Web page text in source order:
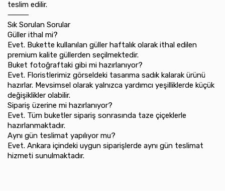
teslim edilir.
⸻
Sık Sorulan Sorular
Güller ithal mi?
Evet. Bukette kullanılan güller haftalık olarak ithal edilen
premium kalite güllerden seçilmektedir.
Buket fotoğraftaki gibi mi hazırlanıyor?
Evet. Floristlerimiz görseldeki tasarıma sadık kalarak ürünü
hazırlar. Mevsimsel olarak yalnızca yardımcı yeşilliklerde küçük
değişiklikler olabilir.
Sipariş üzerine mi hazırlanıyor?
Evet. Tüm buketler sipariş sonrasında taze çiçeklerle
hazırlanmaktadır.
Aynı gün teslimat yapılıyor mu?
Evet. Ankara içindeki uygun siparişlerde aynı gün teslimat
hizmeti sunulmaktadır.